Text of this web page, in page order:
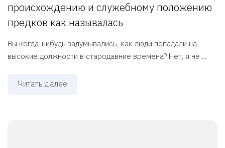
происхождению и служебному положению
предков как называлась
Вы когда-нибудь задумывались, как люди попадали на
высокие должности в стародавние времена? Нет, я не ...
Читать далее